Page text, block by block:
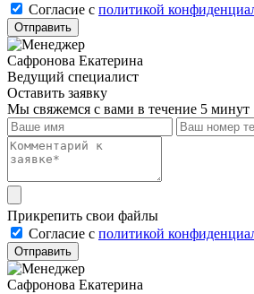
Cогласие с политикой
Отправить
Сафронова Екатерина
Ведущий специалист
Оставить заявку
Мы свяжемся с вами в течение 5 минут
Прикрепить свои файлы
Cогласие с политикой
Отправить
Сафронова Екатерина